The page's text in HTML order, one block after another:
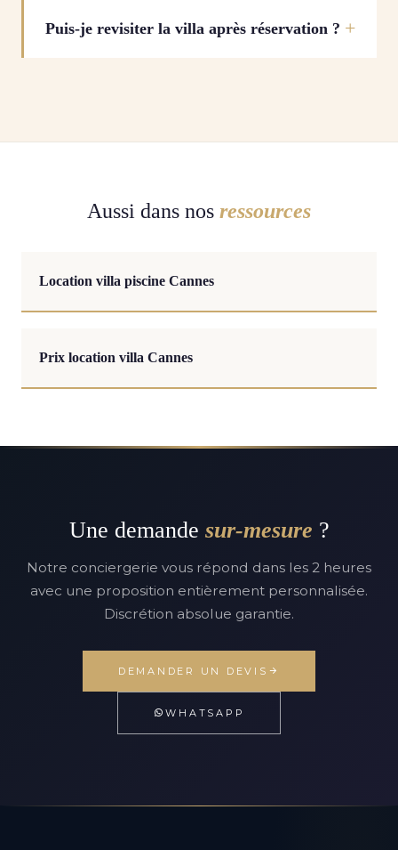
Puis-je revisiter la villa après réservation ?
Aussi dans nos ressources
Location villa piscine Cannes
Prix location villa Cannes
Une demande sur-mesure ?
Notre conciergerie vous répond dans les 2 heures
avec une proposition entièrement personnalisée.
Discrétion absolue garantie.
DEMANDER UN DEVIS
WHATSAPP